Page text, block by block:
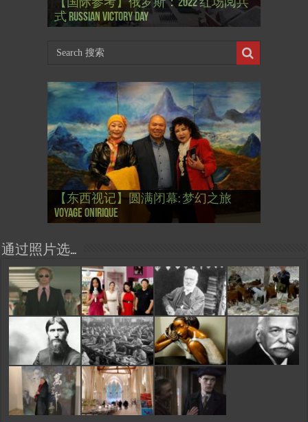
【国际参考】俄罗斯：2022 红场阅兵
式 Russian Victory Day
Thierry Mugler 蒂埃里.穆勒 去世, 享年 73
岁
【国际参考】海湖庄园: Xi & Trump 内幕
Mar-a-Lago leak
【东西视记】1937年的毕加索, 海明威,
肯尼迪 1937 – La fin de l’innocence (2/2)
【东西视记】1937年的毕加索, 海明威,
肯尼迪 1937 – La fin de l’innocence (1/2)
【东西视记】1961年4月12日 尤里·加加
林 成为第一“太空人”
【东西视记】圆满闭幕: 梦幻之旅
Voyage onirique
【东西视记】开幕：唐恽鉎 Michel
Tong, 梦幻之旅 Voyage onirique
【东西视记】展讯：唐恽鉎 Michel
Tong, 梦幻之旅 Voyage onirique
【跨年晚会】祝各位 佳年快乐 Bonne
année 2023, Le feu d’artifice de Paris
【一画一故事】唐恽鉎 Michel Tong One
Painting One Story
【一画一故事】林象元 Lin XiangYuan One
Painting One Story
【国际参考】芭蕾舞: 天鹅湖 乌克兰
大剧院版 Le lac des cygnes – Opéra national
d’Ukraine
【国际参考】巴黎政府举行“新年晚
会” Soirée musicale à la mairie du 13e le 8
Février
【国际参考】巴黎“艺术之都”展将于2
月12日揭幕 Art Capital s’ouvre le 12 Février
【东西视记】法国电影: “中国人占领
巴黎”，一种法国幽默与“预言” Les
chinois à Paris de J.Yanne
【东西视记】时装秀：巴黎时装界
的“顽童”与“不屈者” John Galliano le
surdoué de la mode
【东西视记】法国“复兴会”式【艺术
桥展】 Expo. que “RENAISSANCE” aurait pu
organiser
通过照片选…